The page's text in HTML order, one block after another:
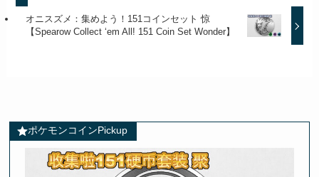
オニスズメ：集めよう！151コインセット 惊
【Spearow Collect ‘em All! 151 Coin Set Wonder】
ポケモンコインPickup